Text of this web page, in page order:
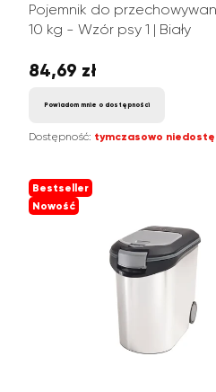
Pojemnik do
10 kg - Wzór psy 1 | Biały
Cena
84,69 zł
Powiadom mnie o dostępności
Dostępność: tymczasowo
Bestseller
Nowość